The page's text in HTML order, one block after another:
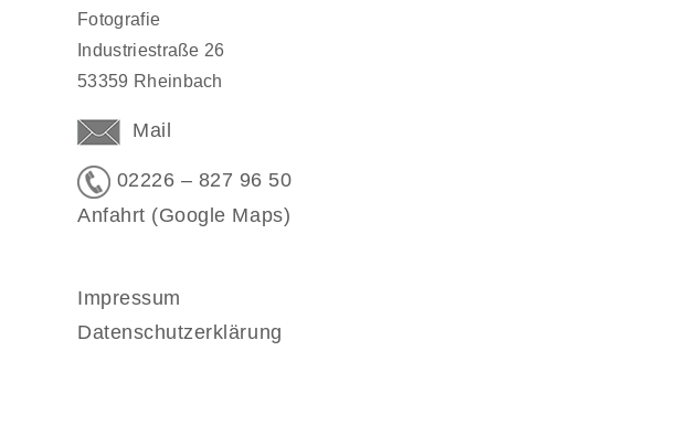
Fotografie
Industriestraße 26
53359 Rheinbach
Mail
02226 – 827 96 50
Anfahrt (Google Maps)
Impressum
Datenschutzerklärung